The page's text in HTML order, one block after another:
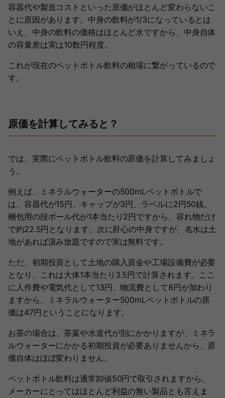
容器代や製造コストといった原価がほとんど変わらないこ
とに原因があります。中身の飲料が1/3になっているとは
いえ、中身の飲料の価格はほとんど水ですから、中身自体
の容量差は実は10数円程度。
これが現在のペットボトル飲料の相場に繋がっているので
す。
原価を計算してみると？
では、実際にペットボトル飲料の原価を計算してみましょ
う。
例えば、ミネラルウォーターの500mLペットボトルで
は、容器代が15円、キャップが3円、ラベルに2円50銭、
梱包用の段ボール代が1本当たり2円ですから、容れ物だけ
で約22.5円となります。次に肝心の中身ですが、名水は土
地があれば汲み放題ですので実は無料です。
ただ、初期投資として土地の購入資金や工場設備費が必要
となり、これは大体1本当たり3.5円で計算されます。ここ
に人件費や電気代として13円、物流費として8円が加わり
ますから、ミネラルウォーター500mLペットボトルの原
価は47円ということになります。
お茶の場合は、茶葉や水道代が別にかかりますが、ミネラ
ルウォーターにかかる初期投資が必要ありませんから、原
価自体はほぼ変わりません。
ペットボトル飲料は通常卸値50円で取引されますから、
メーカーにとってはほとんど利益の無い製品とも言えま